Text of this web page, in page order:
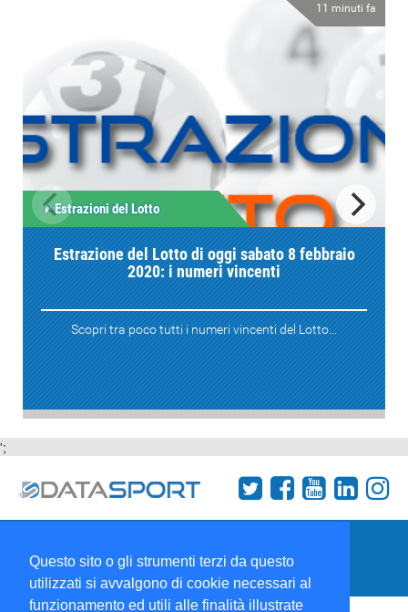
Questo sito o gli strumenti terzi da questo
utilizzati si avvalgono di cookie necessari al
funzionamento ed utili alle finalità illustrate
11 minuti fa
Estrazioni del Lotto
Estrazione del Lotto di oggi sabato 8 febbraio
2020: i numeri vincenti
Scopri tra poco tutti i numeri vincenti del Lotto...
';
Collabora con noi